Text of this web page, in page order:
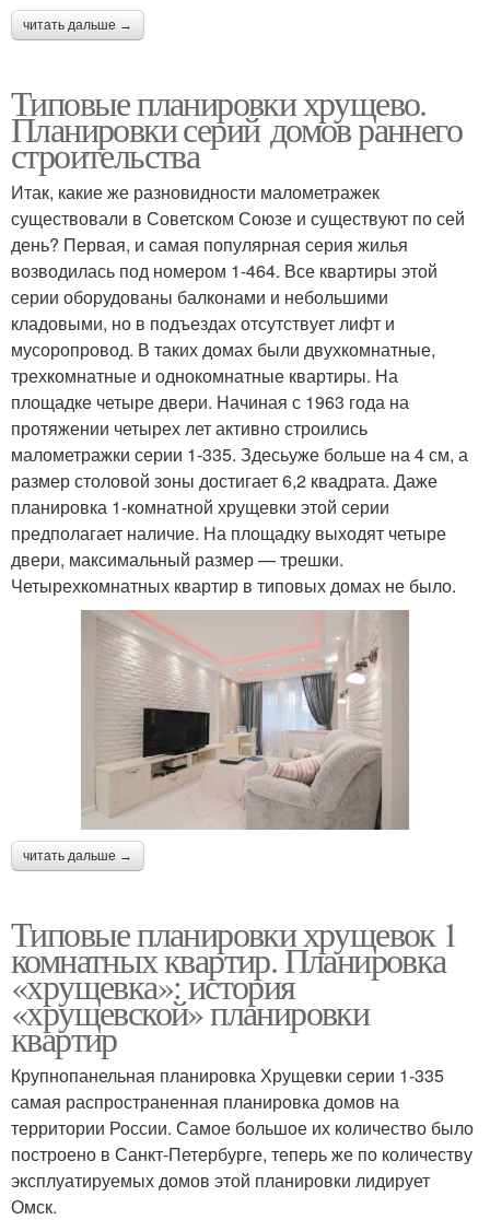
читать дальше →
Типовые планировки хрущево.
Планировки серий домов раннего
строительства
Итак, какие же разновидности малометражек
существовали в Советском Союзе и существуют по сей
день? Первая, и самая популярная серия жилья
возводилась под номером 1-464. Все квартиры этой
серии оборудованы балконами и небольшими
кладовыми, но в подъездах отсутствует лифт и
мусоропровод. В таких домах были двухкомнатные,
трехкомнатные и однокомнатные квартиры. На
площадке четыре двери. Начиная с 1963 года на
протяжении четырех лет активно строились
малометражки серии 1-335. Здесьуже больше на 4 см, а
размер столовой зоны достигает 6,2 квадрата. Даже
планировка 1-комнатной хрущевки этой серии
предполагает наличие. На площадку выходят четыре
двери, максимальный размер — трешки.
Четырехкомнатных квартир в типовых домах не было.
читать дальше →
Типовые планировки хрущевок 1
комнатных квартир. Планировка
«хрущевка»: история
«хрущевской» планировки
квартир
Крупнопанельная планировка Хрущевки серии 1-335
самая распространенная планировка домов на
территории России. Самое большое их количество было
построено в Санкт-Петербурге, теперь же по количеству
эксплуатируемых домов этой планировки лидирует
Омск.